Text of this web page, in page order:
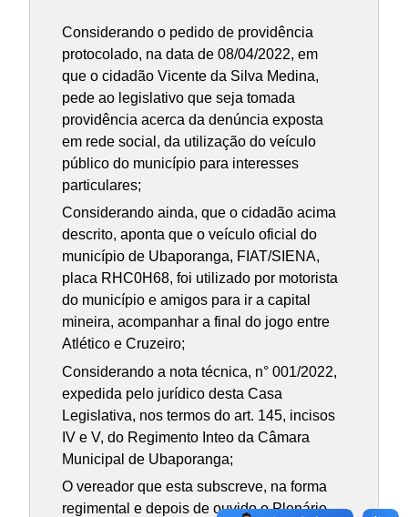
Considerando o pedido de providência
protocolado, na data de 08/04/2022, em
que o cidadão Vicente da Silva Medina,
pede ao legislativo que seja tomada
providência acerca da denúncia exposta
em rede social, da utilização do veículo
público do município para interesses
particulares;
Considerando ainda, que o cidadão acima
descrito, aponta que o veículo oficial do
município de Ubaporanga, FIAT/SIENA,
placa RHC0H68, foi utilizado por motorista
do município e amigos para ir a capital
mineira, acompanhar a final do jogo entre
Atlético e Cruzeiro;
Considerando a nota técnica, n° 001/2022,
expedida pelo jurídico desta Casa
Legislativa, nos termos do art. 145, incisos
IV e V, do Regimento Inteo da Câmara
Municipal de Ubaporanga;
O vereador que esta subscreve, na forma
regimental e depois de ouvido o Plenário,